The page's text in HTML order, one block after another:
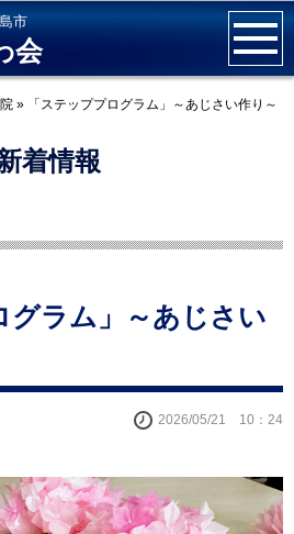
市
会
» 「ステッププログラム」～あじさい作り～
着情報
グラム」～あじさい
2026/05/21 10：24